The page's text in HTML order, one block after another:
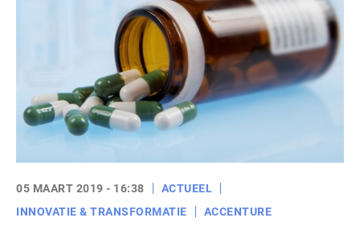
05 MAART 2019 - 16:38
ACTUEEL
INNOVATIE & TRANSFORMATIE
ACCENTURE